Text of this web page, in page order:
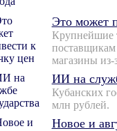
Это может
Крупнейшие
поставщикам
магазины из-
ИИ на
Кубанских
млн рублей.
Новое и